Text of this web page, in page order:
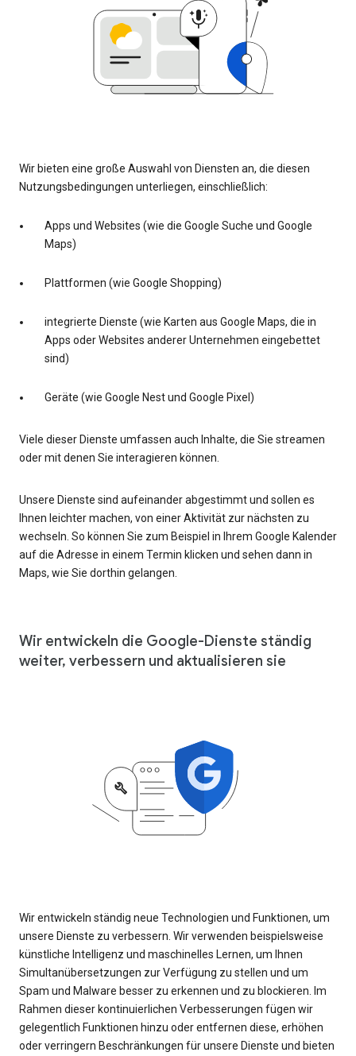
Wir bieten eine große Auswahl von Diensten an, die diesen
Nutzungsbedingungen unterliegen, einschließlich:
Apps und Websites (wie die Google Suche und Google
Maps)
Plattformen (wie Google Shopping)
integrierte Dienste (wie Karten aus Google Maps, die in
Apps oder Websites anderer Unternehmen eingebettet
sind)
Geräte (wie Google Nest und Google Pixel)
Viele dieser Dienste umfassen auch Inhalte, die Sie streamen
oder mit denen Sie interagieren können.
Unsere Dienste sind aufeinander abgestimmt und sollen es
Ihnen leichter machen, von einer Aktivität zur nächsten zu
wechseln. So können Sie zum Beispiel in Ihrem Google Kalender
auf die Adresse in einem Termin klicken und sehen dann in
Maps, wie Sie dorthin gelangen.
Wir entwickeln die Google-Dienste ständig
weiter, verbessern und aktualisieren sie
Wir entwickeln ständig neue Technologien und Funktionen, um
unsere Dienste zu verbessern. Wir verwenden beispielsweise
künstliche Intelligenz und maschinelles Lernen, um Ihnen
Simultanübersetzungen zur Verfügung zu stellen und um
Spam und Malware besser zu erkennen und zu blockieren. Im
Rahmen dieser kontinuierlichen Verbesserungen fügen wir
gelegentlich Funktionen hinzu oder entfernen diese, erhöhen
oder verringern Beschränkungen für unsere Dienste und bieten